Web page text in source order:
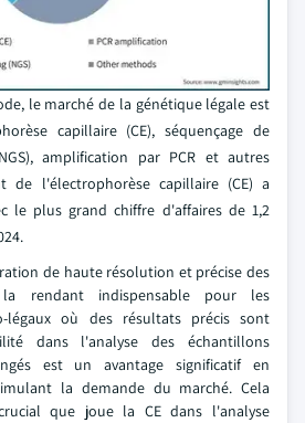
le marché de la génétique légale est
capillaire (CE), séquençage de
amplification par PCR et autres
de l'électrophorèse capillaire (CE) a
le plus grand chiffre d'affaires de 1,2
de haute résolution et précise des
la rendant indispensable pour les
légaux où des résultats précis sont
dans l'analyse des échantillons
est un avantage significatif en
la demande du marché. Cela
que joue la CE dans l'analyse